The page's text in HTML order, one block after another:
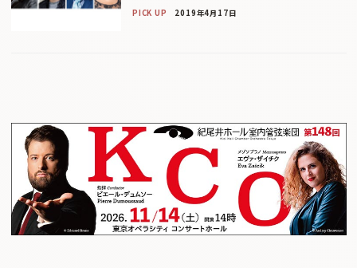
PICK UP 2019年4月17日